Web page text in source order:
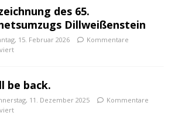
des 65.
Dillweißenstein
15. Februar 2026
Kommentare
be back.
11. Dezember 2025
Kommentare